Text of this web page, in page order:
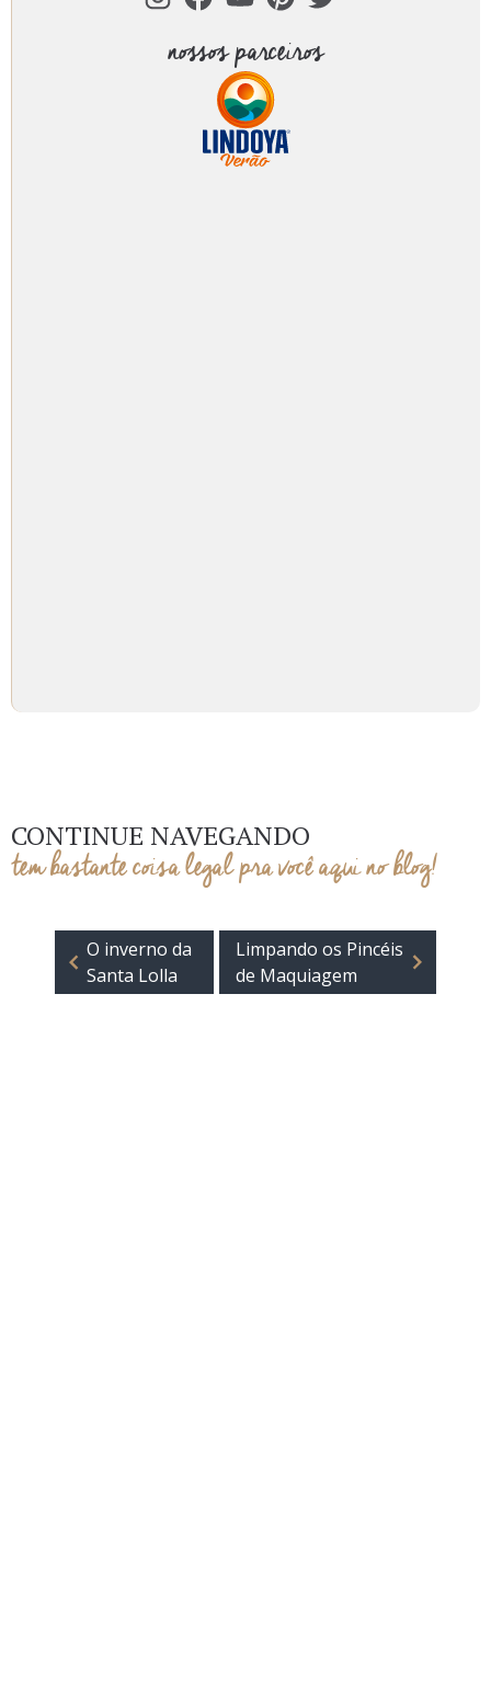
nossos parceiros
CONTINUE NAVEGANDO
tem bastante coisa legal pra você aqui no blog!
O inverno da
Santa Lolla
Limpando os Pincéis
de Maquiagem